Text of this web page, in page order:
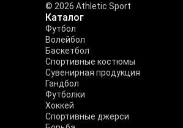
© 2026 Athletic Sport
Каталог
Футбол
Волейбол
Баскетбол
Спортивные костюмы
Сувенирная продукция
Гандбол
Футболки
Хоккей
Спортивные джерси